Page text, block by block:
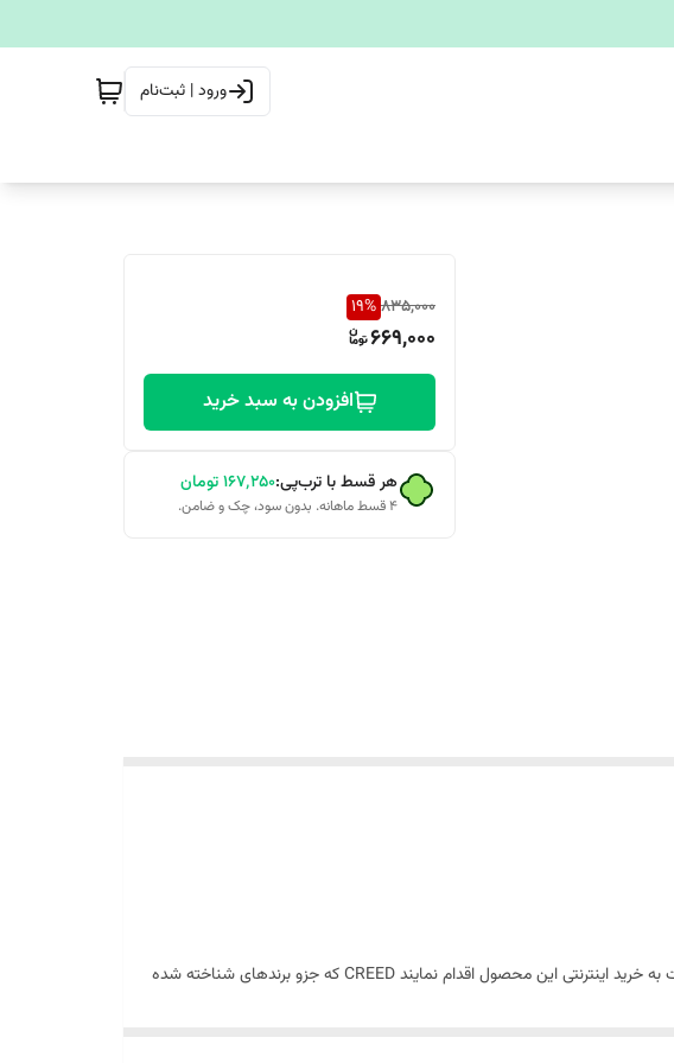
ورود | ثبت‌نام
835,000
19%
669,000
افزودن به سبد خرید
هر قسط با ترب‌پی:۱۶۷٬۲۵۰تومان
۴ قسط ماهانه. بدون سود، چک و ضامن.
دوست داران عطر ادکلن کوئین آف سلیک دلگادو CREED Queen of Silk می توانند با خیال راحت از ضمانت اصالت نسبت به خرید اینترنتی این محصول اقدام نمایند CREED که جزو برند‌های شناخته شده